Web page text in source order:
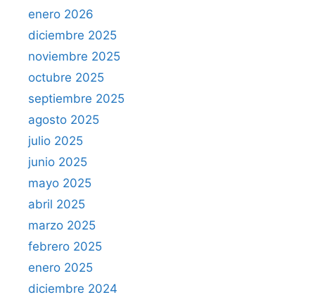
enero 2026
diciembre 2025
noviembre 2025
octubre 2025
septiembre 2025
agosto 2025
julio 2025
junio 2025
mayo 2025
abril 2025
marzo 2025
febrero 2025
enero 2025
diciembre 2024